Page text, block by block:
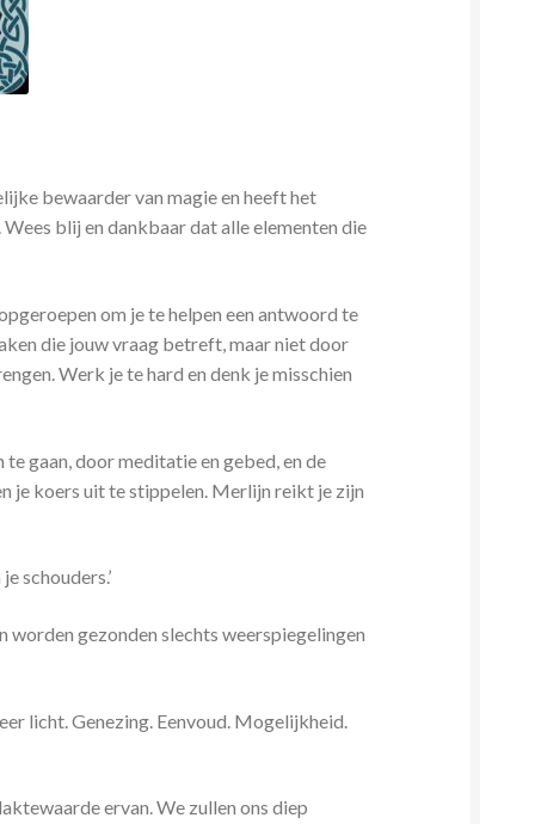
bewaarder van magie en heeft het
blij en dankbaar dat alle elementen die
om je te helpen een antwoord te
die jouw vraag betreft, maar niet door
Werk je te hard en denk je misschien
gaan, door meditatie en gebed, en de
je koers uit te stippelen. Merlijn reikt je zijn
schouders.’
gezonden slechts weerspiegelingen
licht. Genezing. Eenvoud. Mogelijkheid.
ervan. We zullen ons diep